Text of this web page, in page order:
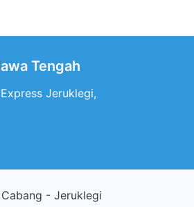
Tengah
Jeruklegi,
Cabang - Jeruklegi